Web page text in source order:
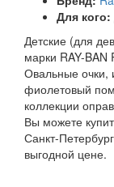
Для кого:
Детские (для
марки RAY-BAN
Овальные очки,
фиолетовый
коллекции
Вы можете
Санкт-
выгодной цене.